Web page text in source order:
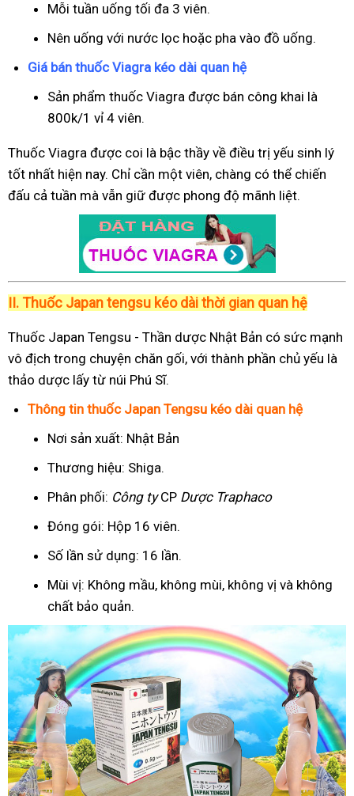
Mỗi tuần uống tối đa 3 viên.
Nên uống với nước lọc hoặc pha vào đồ uống.
Giá bán thuốc Viagra kéo dài quan hệ
Sản phẩm thuốc Viagra được bán công khai là
800k/1 vỉ 4 viên.
Thuốc Viagra được coi là bậc thầy về điều trị yếu sinh lý
tốt nhất hiện nay. Chỉ cần một viên, chàng có thể chiến
đấu cả tuần mà vẫn giữ được phong độ mãnh liệt.
II. Thuốc Japan tengsu kéo dài thời gian quan hệ
Thuốc Japan Tengsu - Thần dược Nhật Bản có sức mạnh
vô địch trong chuyện chăn gối, với thành phần chủ yếu là
thảo dược lấy từ núi Phú Sĩ.
Thông tin thuốc Japan Tengsu kéo dài quan hệ
Nơi sản xuất: Nhật Bản
Thương hiệu: Shiga.
Phân phối: Công tyCP Dược Traphaco
Đóng gói: Hộp 16 viên.
Số lần sử dụng: 16 lần.
Mùi vị: Không mầu, không mùi, không vị và không
chất bảo quản.